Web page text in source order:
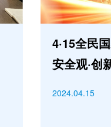
4·15全民
安全观·创
2024.04.15